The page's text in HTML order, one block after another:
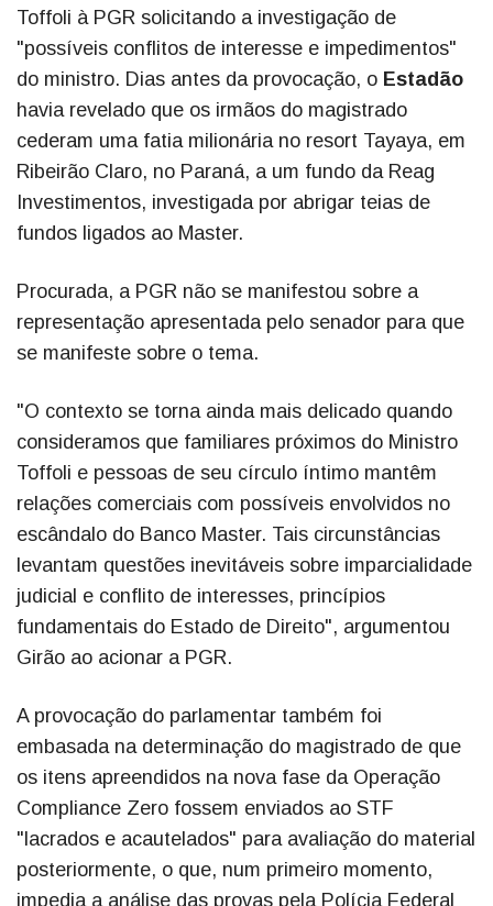
Toffoli à PGR solicitando a investigação de
"possíveis conflitos de interesse e impedimentos"
do ministro. Dias antes da provocação, o Estadão
havia revelado que os irmãos do magistrado
cederam uma fatia milionária no resort Tayaya, em
Ribeirão Claro, no Paraná, a um fundo da Reag
Investimentos, investigada por abrigar teias de
fundos ligados ao Master.
Procurada, a PGR não se manifestou sobre a
representação apresentada pelo senador para que
se manifeste sobre o tema.
"O contexto se torna ainda mais delicado quando
consideramos que familiares próximos do Ministro
Toffoli e pessoas de seu círculo íntimo mantêm
relações comerciais com possíveis envolvidos no
escândalo do Banco Master. Tais circunstâncias
levantam questões inevitáveis sobre imparcialidade
judicial e conflito de interesses, princípios
fundamentais do Estado de Direito", argumentou
Girão ao acionar a PGR.
A provocação do parlamentar também foi
embasada na determinação do magistrado de que
os itens apreendidos na nova fase da Operação
Compliance Zero fossem enviados ao STF
"lacrados e acautelados" para avaliação do material
posteriormente, o que, num primeiro momento,
impedia a análise das provas pela Polícia Federal